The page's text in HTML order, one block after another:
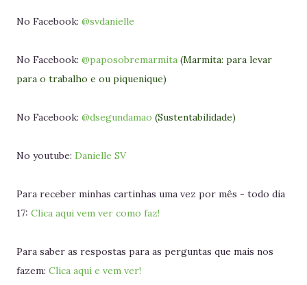
No Facebook: @svdanielle
No Facebook: @paposobremarmita (Marmita: para levar
para o trabalho e ou piquenique)
No Facebook: @dsegundamao (Sustentabilidade)
No youtube: Danielle SV
Para receber minhas cartinhas uma vez por mês - todo dia
17: Clica aqui vem ver como faz!
Para saber as respostas para as perguntas que mais nos
fazem: Clica aqui e vem ver!